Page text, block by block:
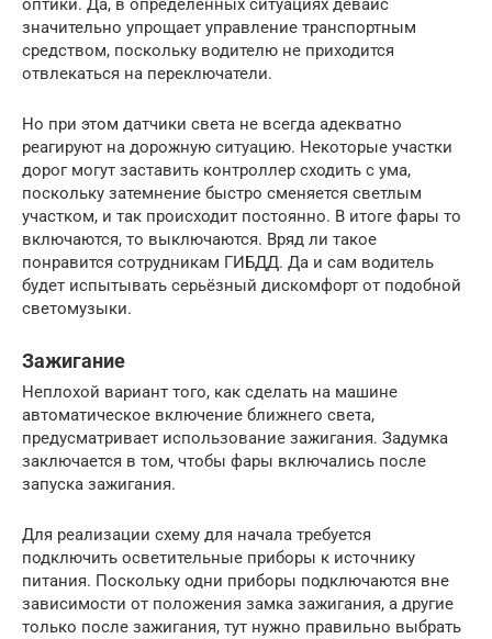
оптики. Да, в определённых ситуациях девайс
значительно упрощает управление транспортным
средством, поскольку водителю не приходится
отвлекаться на переключатели.
Но при этом датчики света не всегда адекватно
реагируют на дорожную ситуацию. Некоторые участки
дорог могут заставить контроллер сходить с ума,
поскольку затемнение быстро сменяется светлым
участком, и так происходит постоянно. В итоге фары то
включаются, то выключаются. Вряд ли такое
понравится сотрудникам ГИБДД. Да и сам водитель
будет испытывать серьёзный дискомфорт от подобной
светомузыки.
Зажигание
Неплохой вариант того, как сделать на машине
автоматическое включение ближнего света,
предусматривает использование зажигания. Задумка
заключается в том, чтобы фары включались после
запуска зажигания.
Для реализации схему для начала требуется
подключить осветительные приборы к источнику
питания. Поскольку одни приборы подключаются вне
зависимости от положения замка зажигания, а другие
только после зажигания, тут нужно правильно выбрать